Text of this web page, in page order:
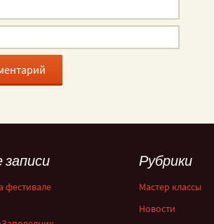
фестивале
Рубрики
Мастер классы
Новости